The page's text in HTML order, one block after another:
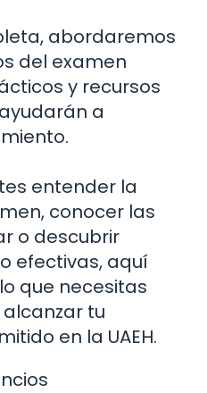
abordaremos
del examen
y recursos
a
entender la
conocer las
o descubrir
efectivas, aquí
que necesitas
tu
en la UAEH.